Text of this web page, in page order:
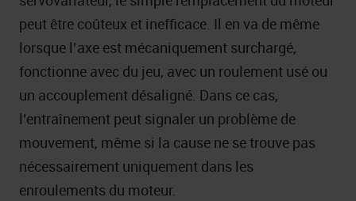
peut être coûteux et inefficace. Il en va de même
lorsque l’axe est mécaniquement surchargé,
fonctionne avec du jeu, avec un roulement usé ou
un accouplement désaligné. Dans ce cas,
l’entraînement peut signaler un problème de
mouvement, même si la cause ne se trouve pas
nécessairement uniquement dans les
enroulements du moteur.